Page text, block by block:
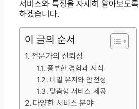
서비스와 특징을 자세히 알아보도록
하겠습니다.
이 글의 순서
전문가의 신뢰성
풍부한 경험과 지식
비밀 유지와 안전성
맞춤형 서비스 제공
다양한 서비스 분야